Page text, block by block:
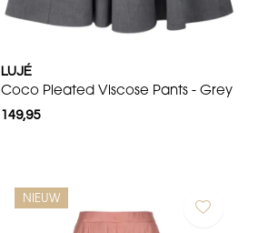
LUJÉ
Coco Pleated Viscose Pants - Grey
149,95
NIEUW